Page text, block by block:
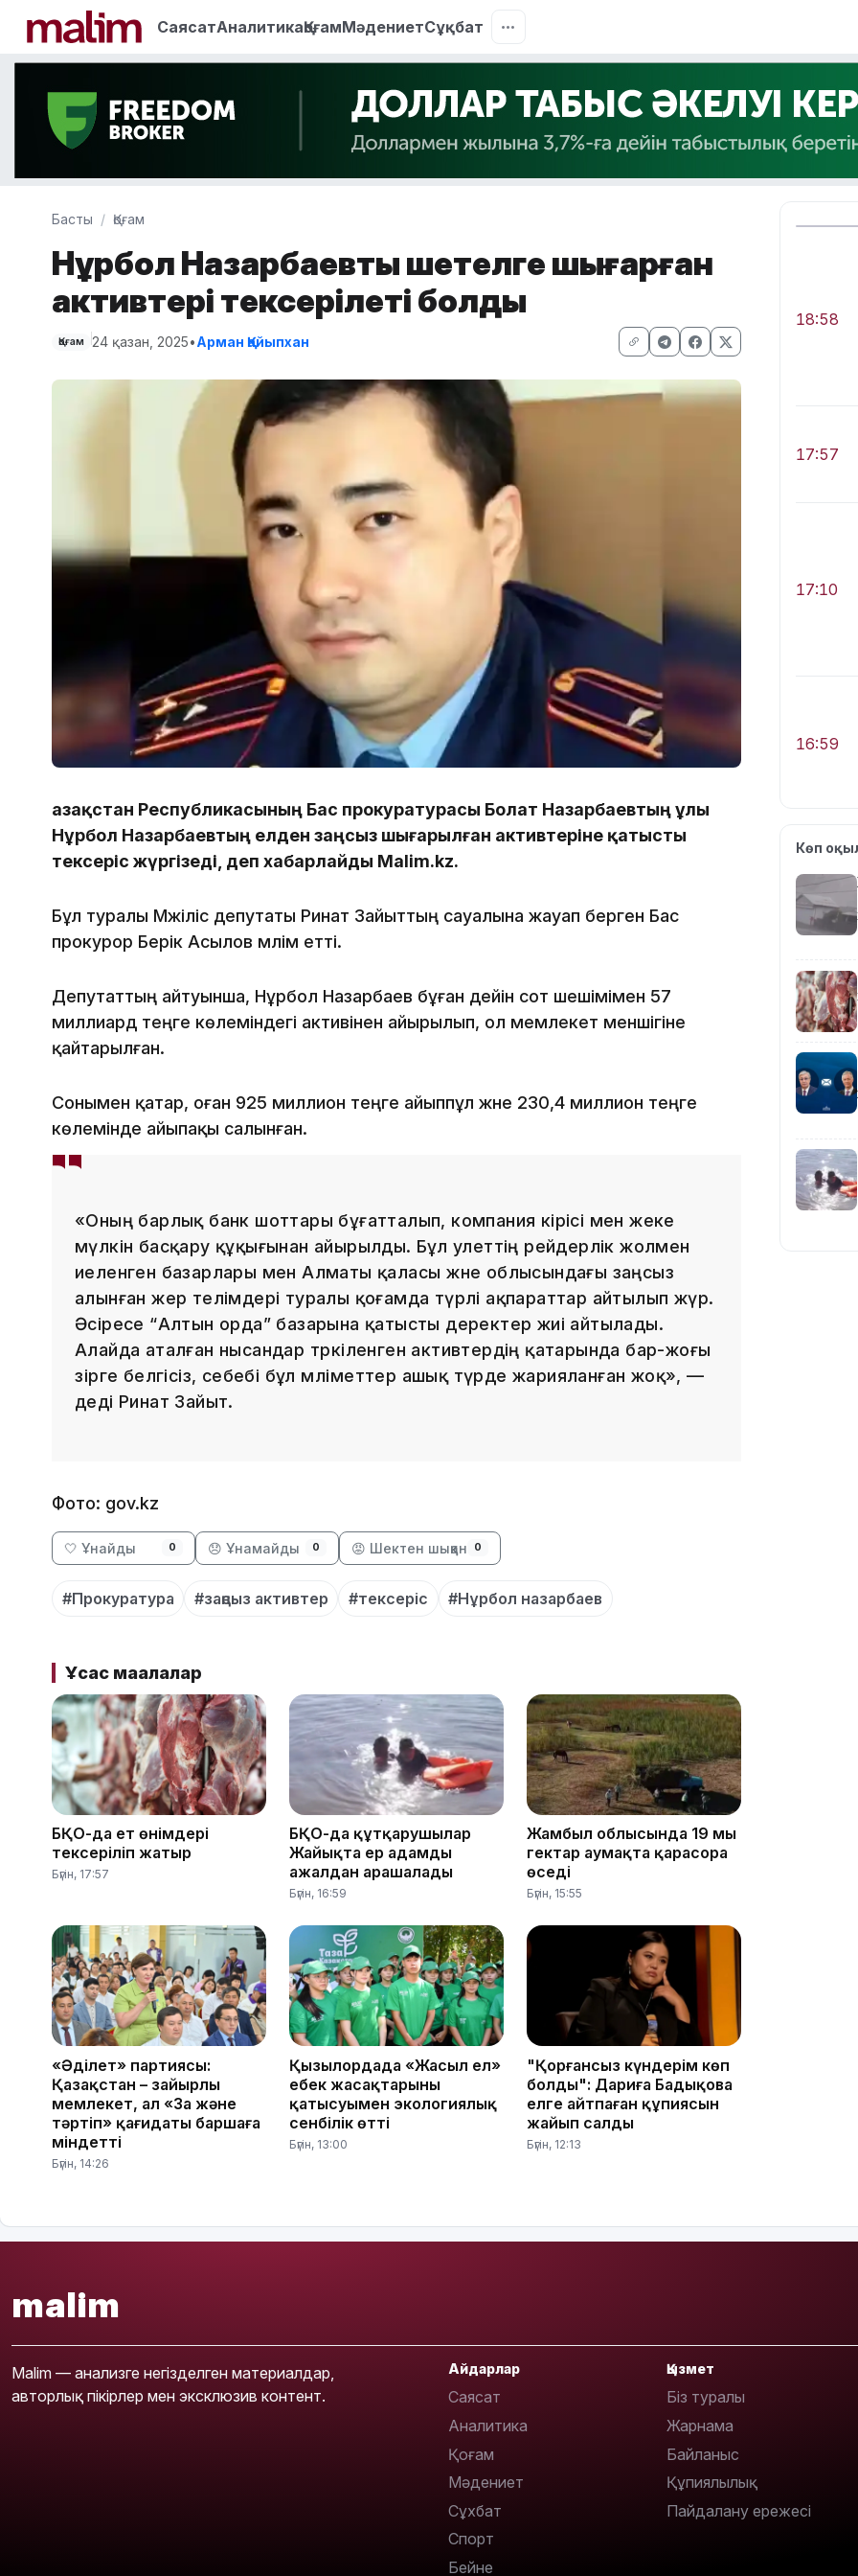
СаясатАналитикаҚоғамМәдениетСұқбат
Басты Қоғам
Нұрбол Назарбаевтың шетелге шығарған
активтері тексерілеті болды
Қоғам 24 қазан, 2025•Арман Қайыпхан
Қазақстан Республикасының Бас прокуратурасы Болат Назарбаевтың ұлы
Нұрбол Назарбаевтың елден заңсыз шығарылған активтеріне қатысты
тексеріс жүргізеді, деп хабарлайды Malim.kz.
Бұл туралы Мәжіліс депутаты Ринат Зайыттың сауалына жауап берген Бас
прокурор Берік Асылов мәлім етті.
Депутаттың айтуынша, Нұрбол Назарбаев бұған дейін сот шешімімен 57
миллиард теңге көлеміндегі активінен айырылып, ол мемлекет меншігіне
қайтарылған.
Сонымен қатар, оған 925 миллион теңге айыппұл және 230,4 миллион теңге
көлемінде айыпақы салынған.
«Оның барлық банк шоттары бұғатталып, компания кірісі мен жеке
мүлкін басқару құқығынан айырылды. Бұл әулеттің рейдерлік жолмен
иеленген базарлары мен Алматы қаласы және облысындағы заңсыз
алынған жер телімдері туралы қоғамда түрлі ақпараттар айтылып жүр.
Әсіресе “Алтын орда” базарына қатысты деректер жиі айтылады.
Алайда аталған нысандар тәркіленген активтердің қатарында бар-жоғы
әзірге белгісіз, себебі бұл мәліметтер ашық түрде жарияланған жоқ», —
деді Ринат Зайыт.
Фото: gov.kz
🤍 Ұнайды 0 😞 Ұнамайды 0 😡 Шектен шыққан 0
#Прокуратура #заңсыз активтер #тексеріс #Нұрбол назарбаев
Ұқсас мақалалар
БҚО-да ет өнімдері
тексеріліп жатыр
Бүгін, 17:57
БҚО-да құтқарушылар
Жайықта ер адамды
ажалдан арашалады
Бүгін, 16:59
Жамбыл облысында 19 мың
гектар аумақта қарасора
өседі
Бүгін, 15:55
«Әділет» партиясы:
Қазақстан – зайырлы
мемлекет, ал «Заң және
тәртіп» қағидаты баршаға
міндетті
Бүгін, 14:26
Қызылордада «Жасыл ел»
еңбек жасақтарының
қатысуымен экологиялық
сенбілік өтті
Бүгін, 13:00
"Қорғансыз күндерім көп
болды": Дариға Бадықова
елге айтпаған құпиясын
жайып салды
Бүгін, 12:13
18:58
17:57
17:10
16:59
15:55
14:26
Көп
malim
Malim — анализге негізделген материалдар,
авторлық пікірлер мен эксклюзив контент.
Айдарлар
Саясат
Аналитика
Қоғам
Мәдениет
Сұхбат
Спорт
Бейне
Қызмет
Біз туралы
Жарнама
Байланыс
Құпиялылық
Пайдалану ережесі